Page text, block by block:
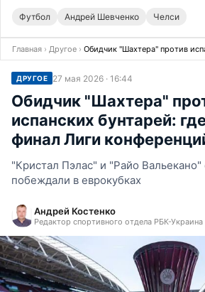
Футбол Андрей Шевченко Челси
Главная › Другое › Обидчик "Шахтера" против
ДРУГОЕ 27 мая 2026 · 16:44
Обидчик "Шахтера"
испанских бунтарей:
финал Лиги
"Кристал Пэлас" и "Райо
побеждали в еврокубках
Андрей Костенко
Редактор спортивного отдела РБК-Украина